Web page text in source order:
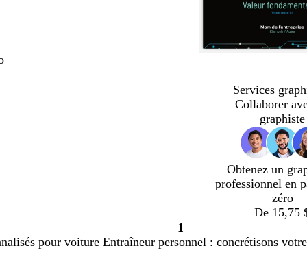
Services
Collaborer
graphiste
Obtenez un
professionnel en
zéro
De 15,75
Page
1
1
pour voiture Entraîneur personnel : concrétisons